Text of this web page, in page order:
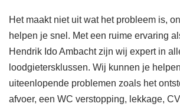
Het maakt niet uit wat het probleem is,
helpen je snel. Met een ruime ervaring
Hendrik Ido Ambacht zijn wij expert in
loodgietersklussen. Wij kunnen je
uiteenlopende problemen zoals het
afvoer, een WC verstopping, lekkage,